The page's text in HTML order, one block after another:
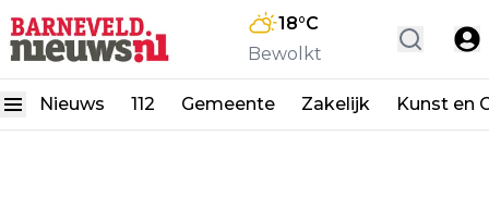
18°C
Bewolkt
Nieuws 112 Gemeente Zakelijk Kunst en